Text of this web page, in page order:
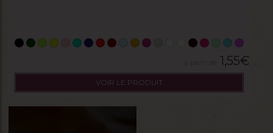
1,55€
VOIR LE PRODUIT